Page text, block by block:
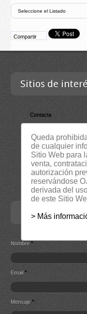
Compartir
Sitios de
Contacta
Lista Certificados
RSS
Servicios
Suscripción Newsletter
Contacta
Nombre*
Email*
Mensaje*
Queda
de cualquier
Sitio Web para
venta,
autorización
reservándose
derivada del
de este Sitio
> Más